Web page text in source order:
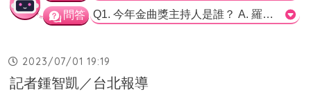
問答 Q1. 今年金曲獎主持人是誰？ A. 羅時豐 B. 韋禮安 C. 沒有提到 正確解答：B Q2. 韋禮安曾被誤認為誰的兒子？ A. 羅時豐 B. 韋家輝 C. 許懷欣 正確解答：A Q3. 韋禮安表演時改編了什麼？ A. 經典金曲 B. 金曲典禮相關歌曲 C. 流行歌曲 正確解答：B
2023/07/01 19:19
記者鍾智凱／台北報導